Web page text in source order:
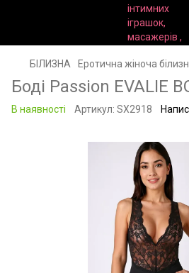
БІЛИЗНА Еротична жіноча
Боді Passion EVALIE
В наявності Артикул: SX2918